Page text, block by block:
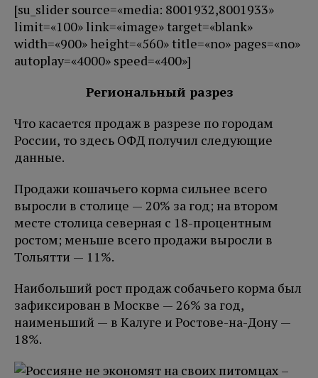
[su_slider source=«media: 8001932,8001933»
limit=«100» link=«image» target=«blank»
width=«900» height=«560» title=«no» pages=«no»
autoplay=«4000» speed=«400»]
Региональный разрез
Что касается продаж в разрезе по городам
России, то здесь ОФД получил следующие
данные.
Продажи кошачьего корма сильнее всего
выросли в столице — 20% за год; на втором
месте столица северная с 18-процентным
ростом; меньше всего продажи выросли в
Тольятти — 11%.
Наибольший рост продаж собачьего корма был
зафиксирован в Москве — 26% за год,
наименьший — в Калуге и Ростове-на-Дону —
18%.